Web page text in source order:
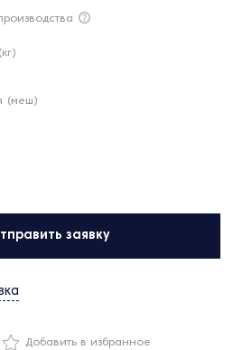
(меш)
заявку
Добавить в избранное